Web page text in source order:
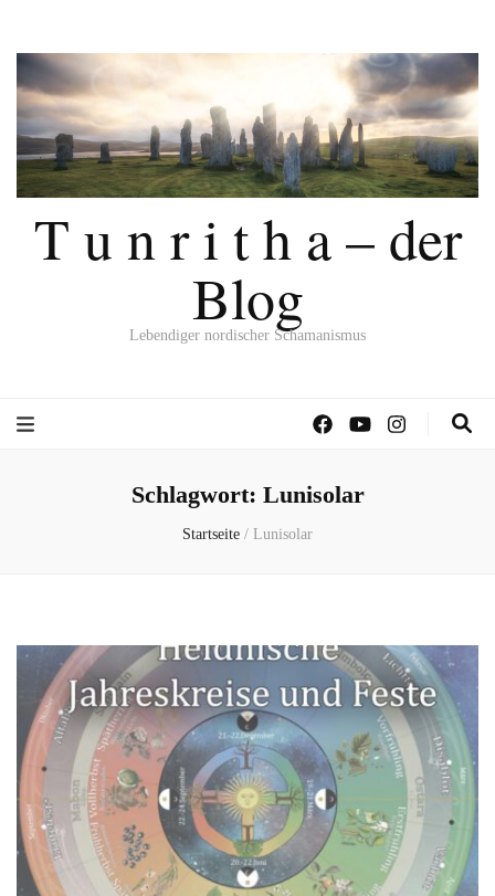
T u n r i t h a – der
Blog
Lebendiger nordischer Schamanismus
Schlagwort: Lunisolar
Startseite / Lunisolar